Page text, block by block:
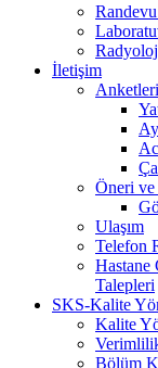
İletişim
Öneri
Ulaşım
Telefon
Hastane
Talepleri
SKS-Kalite
Kalite
Bölüm